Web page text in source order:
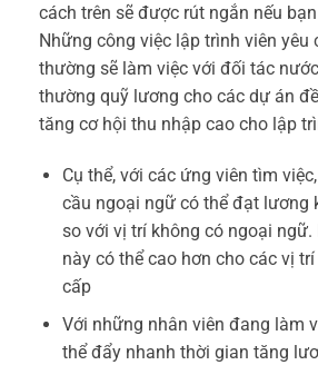
cách trên sẽ được rút ngắn nếu
Những công việc lập trình viên yêu
thường sẽ làm việc với đối tác
thường quỹ lương cho các dự án
tăng cơ hội thu nhập cao cho lập
Cụ thể, với các ứng viên tìm
cầu ngoại ngữ có thể đạt lương
so với vị trí không có ngoại ngữ.
này có thể cao hơn cho các vị
cấp
Với những nhân viên đang làm
thể đẩy nhanh thời gian tăng